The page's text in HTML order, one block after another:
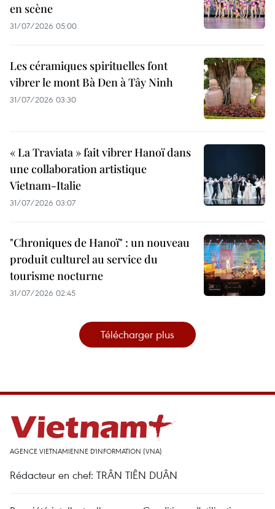
en scène
31/07/2026 05:00
Les céramiques spirituelles font
vibrer le mont Bà Den à Tây Ninh
31/07/2026 03:30
« La Traviata » fait vibrer Hanoï dans
une collaboration artistique
Vietnam-Italie
31/07/2026 03:07
"Chroniques de Hanoï" : un nouveau
produit culturel au service du
tourisme nocturne
31/07/2026 02:45
Télécharger plus
AGENCE VIETNAMIENNE D'INFORMATION (VNA)
Rédacteur en chef: TRÂN TIÊN DUÂN